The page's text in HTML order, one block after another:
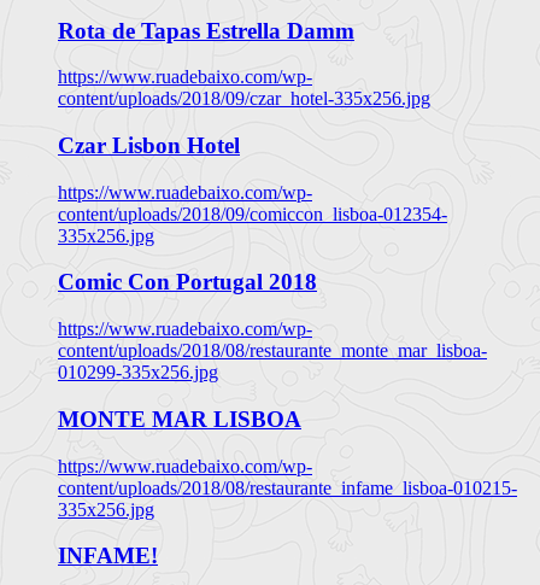
Rota de Tapas Estrella Damm
https://www.ruadebaixo.com/wp-
content/uploads/2018/09/czar_hotel-335x256.jpg
Czar Lisbon Hotel
https://www.ruadebaixo.com/wp-
content/uploads/2018/09/comiccon_lisboa-012354-
335x256.jpg
Comic Con Portugal 2018
https://www.ruadebaixo.com/wp-
content/uploads/2018/08/restaurante_monte_mar_lisboa-
010299-335x256.jpg
MONTE MAR LISBOA
https://www.ruadebaixo.com/wp-
content/uploads/2018/08/restaurante_infame_lisboa-010215-
335x256.jpg
INFAME!